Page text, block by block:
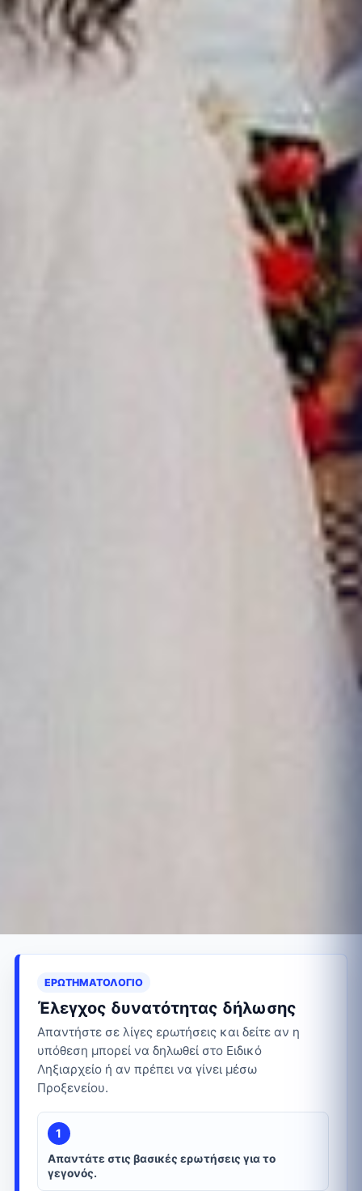
ΕΡΩΤΗΜΑΤΟΛΌΓΙΟ
Έλεγχος δυνατότητας δήλωσης
Απαντήστε σε λίγες ερωτήσεις και δείτε αν η
υπόθεση μπορεί να δηλωθεί στο Ειδικό
Ληξιαρχείο ή αν πρέπει να γίνει μέσω
Προξενείου.
1
Απαντάτε στις βασικές ερωτήσεις για το
γεγονός.